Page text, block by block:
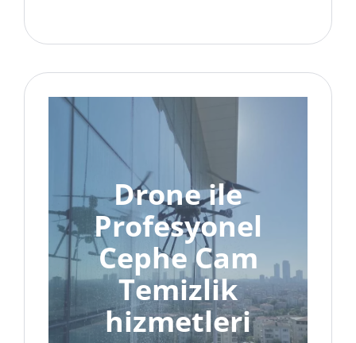
Drone ile
Profesyonel
Cephe Cam
Temizlik
hizmetleri